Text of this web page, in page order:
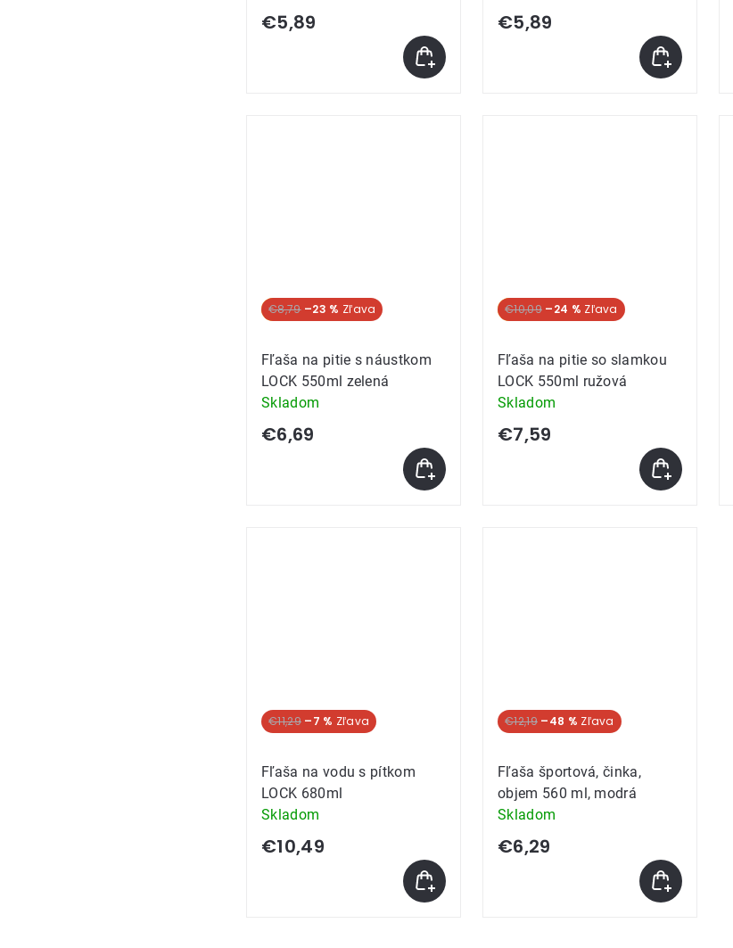
€5,89 €5,89
Akcia
€8,79 –23 %
Fľaša na pitie s náustkom
LOCK 550ml zelená
Skladom
€6,69
Akcia
€10,09 –24 %
Fľaša na pitie so slamkou
LOCK 550ml ružová
Skladom
€7,59
€11,29 –7 %
Fľaša na vodu s pítkom
LOCK 680ml
Skladom
€10,49
€12,19 –48 %
Fľaša športová, činka,
objem 560 ml, modrá
Skladom
€6,29